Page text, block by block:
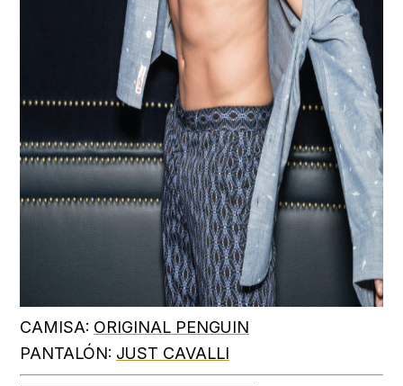
CAMISA: ORIGINAL PENGUIN
PANTALÓN: JUST CAVALLI